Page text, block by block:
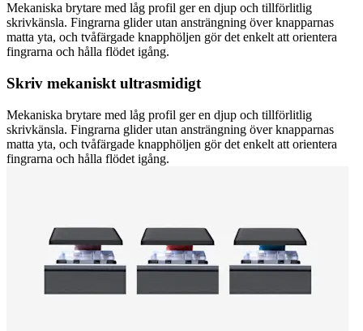
Mekaniska brytare med låg profil ger en djup och tillförlitlig
skrivkänsla. Fingrarna glider utan ansträngning över knapparnas
matta yta, och tvåfärgade knapphöljen gör det enkelt att orientera
fingrarna och hålla flödet igång.
Skriv mekaniskt ultrasmidigt
Mekaniska brytare med låg profil ger en djup och tillförlitlig
skrivkänsla. Fingrarna glider utan ansträngning över knapparnas
matta yta, och tvåfärgade knapphöljen gör det enkelt att orientera
fingrarna och hålla flödet igång.